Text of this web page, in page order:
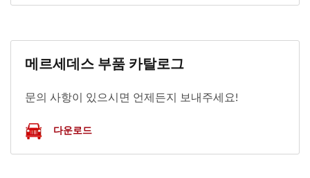
메르세데스 부품 카탈로그
문의 사항이 있으시면 언제든지 보내주세요!
다운로드